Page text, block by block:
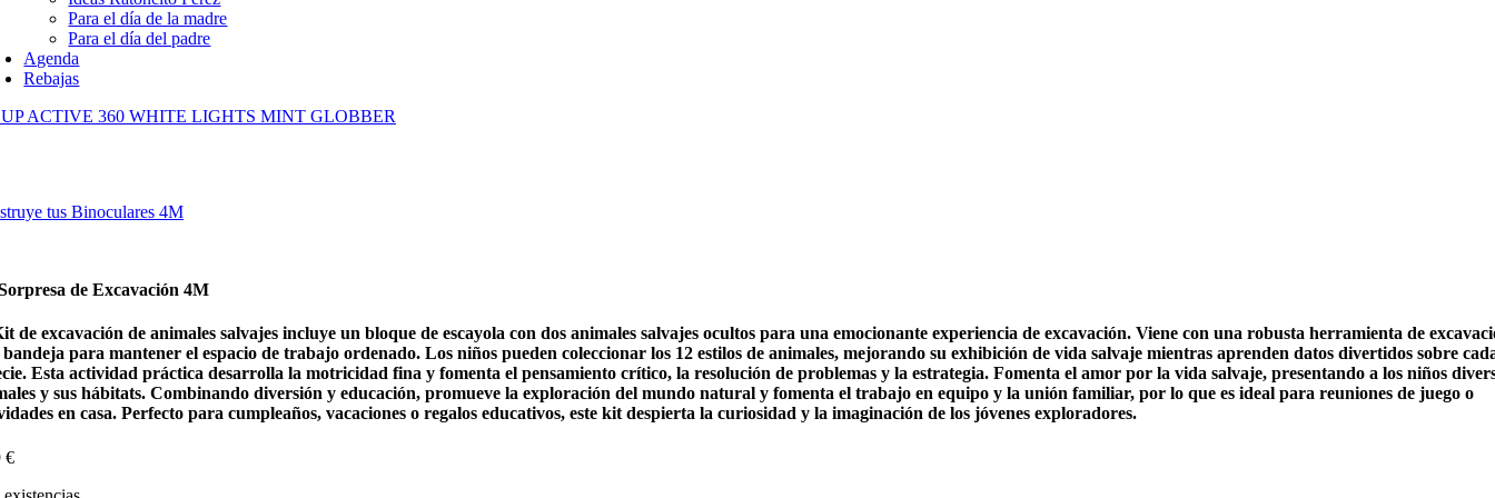
Para el día de la madre
Para el día del padre
Agenda
Rebajas
ACTIVE 360 WHITE LIGHTS MINT GLOBBER
tus Binoculares 4M
de Excavación 4M
de excavación de animales salvajes incluye un bloque de escayola con dos animales salvajes ocultos para una emocionante experiencia de excavación. Viene con una robusta herramienta de
para mantener el espacio de trabajo ordenado. Los niños pueden coleccionar los 12 estilos de animales, mejorando su exhibición de vida salvaje mientras aprenden datos divertidos sobre
Esta actividad práctica desarrolla la motricidad fina y fomenta el pensamiento crítico, la resolución de problemas y la estrategia. Fomenta el amor por la vida salvaje, presentando a los niños
y sus hábitats. Combinando diversión y educación, promueve la exploración del mundo natural y fomenta el trabajo en equipo y la unión familiar, por lo que es ideal para reuniones de juego o
en casa. Perfecto para cumpleaños, vacaciones o regalos educativos, este kit despierta la curiosidad y la imaginación de los jóvenes exploradores.
€